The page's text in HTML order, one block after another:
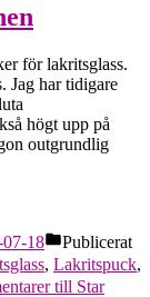
för lakritsglass.
Jag har tidigare
högt upp på
outgrundlig
07-18
Publicerat
, Lakritspuck,
till Star